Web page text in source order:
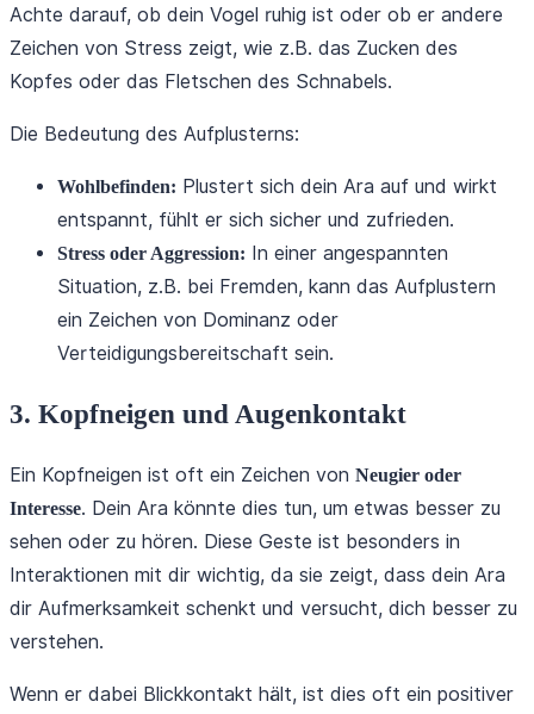
Achte darauf, ob dein Vogel ruhig ist oder ob er andere
Zeichen von Stress zeigt, wie z.B. das Zucken des
Kopfes oder das Fletschen des Schnabels.
Die Bedeutung des Aufplusterns:
Wohlbefinden: Plustert sich dein Ara auf und wirkt
entspannt, fühlt er sich sicher und zufrieden.
Stress oder Aggression: In einer angespannten
Situation, z.B. bei Fremden, kann das Aufplustern
ein Zeichen von Dominanz oder
Verteidigungsbereitschaft sein.
3. Kopfneigen und Augenkontakt
Ein Kopfneigen ist oft ein Zeichen von Neugier oder
Interesse. Dein Ara könnte dies tun, um etwas besser zu
sehen oder zu hören. Diese Geste ist besonders in
Interaktionen mit dir wichtig, da sie zeigt, dass dein Ara
dir Aufmerksamkeit schenkt und versucht, dich besser zu
verstehen.
Wenn er dabei Blickkontakt hält, ist dies oft ein positiver